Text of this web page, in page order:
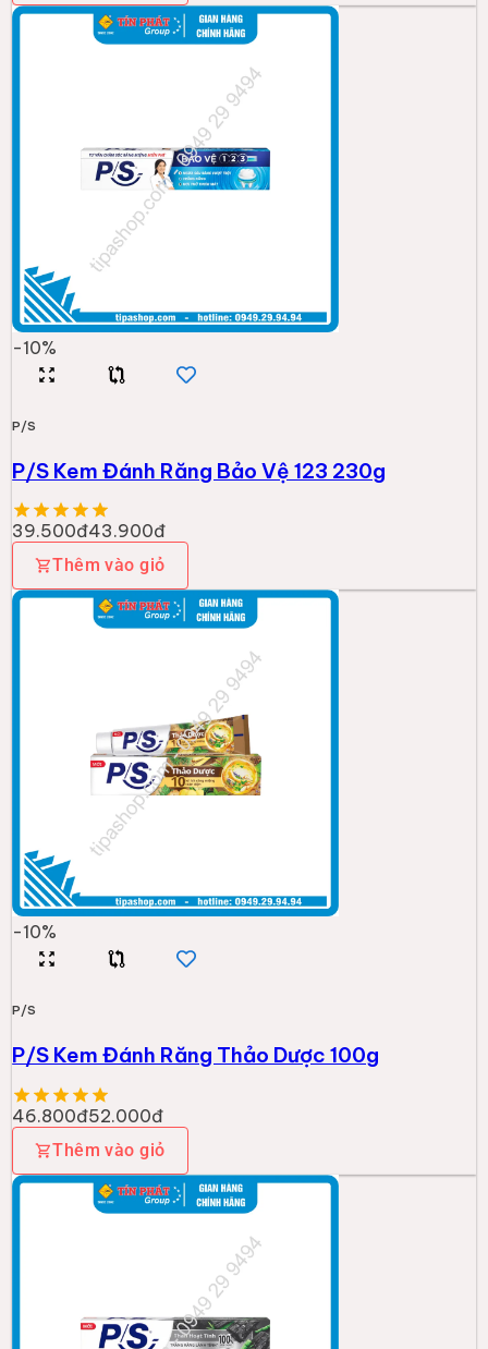
-10%
P/S
P/S Kem Đánh Răng Bảo Vệ 123 230g
39.500đ43.900đ
Thêm vào giỏ
-10%
P/S
P/S Kem Đánh Răng Thảo Dược 100g
46.800đ52.000đ
Thêm vào giỏ